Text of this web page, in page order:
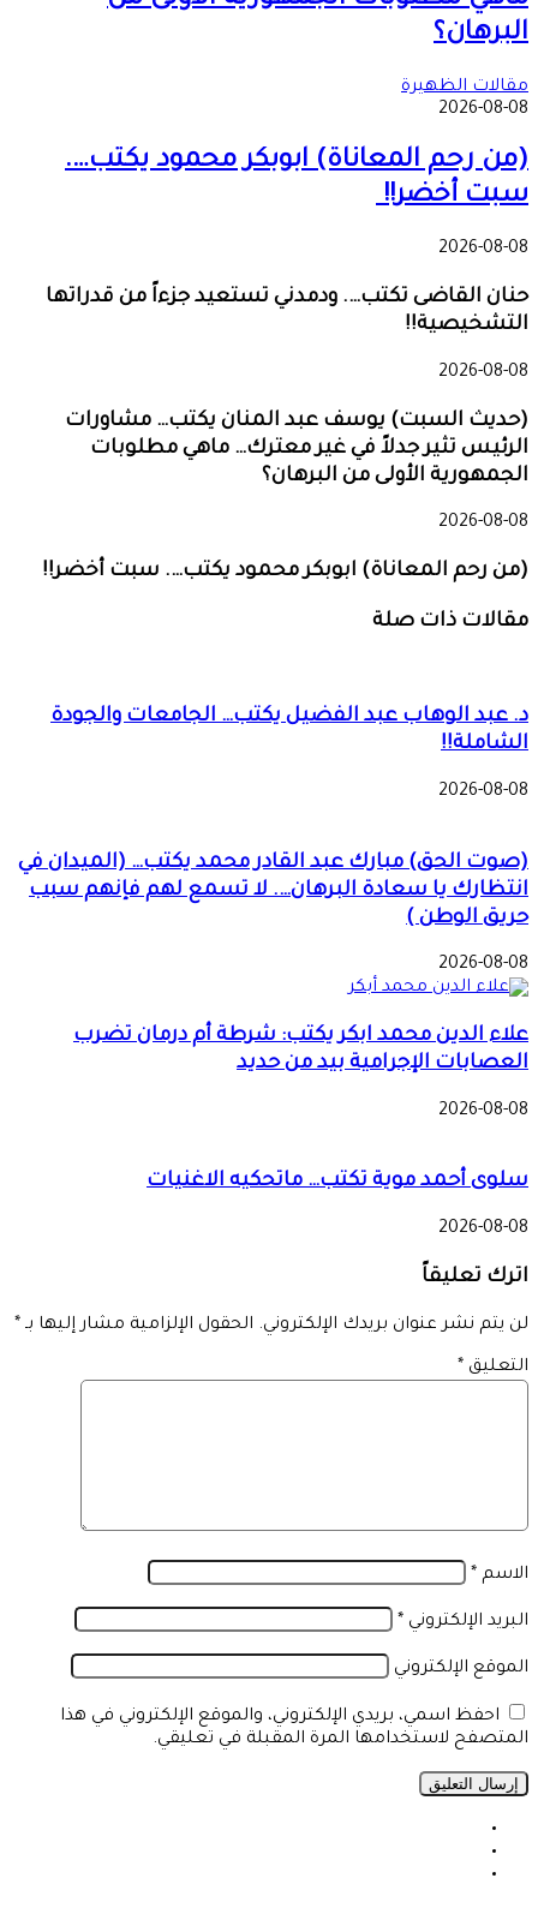
البرهان؟
مقالات الظهيرة
2026-08-08
(من رحم المعاناة) ابوبكر محمود يكتب….
سبت أخضر!!
2026-08-08
حنان القاضى تكتب…. ودمدني تستعيد جزءاً من قدراتها
التشخيصية!!
2026-08-08
(حديث السبت) يوسف عبد المنان يكتب… مشاورات
الرئيس تثير جدلاً في غير معترك… ماهي مطلوبات
الجمهورية الأولى من البرهان؟
2026-08-08
(من رحم المعاناة) ابوبكر محمود يكتب…. سبت أخضر!!
مقالات ذات صلة
د. عبد الوهاب عبد الفضيل يكتب… الجامعات والجودة
الشاملة!!
2026-08-08
(صوت الحق) مبارك عبد القادر محمد يكتب… (الميدان في
انتظارك يا سعادة البرهان…. لا تسمع لهم فإنهم سبب
حريق الوطن )
2026-08-08
علاء الدين محمد ابكر يكتب: شرطة أم درمان تضرب
العصابات الإجرامية بيد من حديد
2026-08-08
سلوى أحمد موية تكتب… ماتحكيه الاغنيات
2026-08-08
اترك تعليقاً
لن يتم نشر عنوان بريدك الإلكتروني. الحقول الإلزامية مشار إليها بـ *
التعليق *
الاسم *
البريد الإلكتروني *
الموقع الإلكتروني
احفظ اسمي، بريدي الإلكتروني، والموقع الإلكتروني في هذا
المتصفح لاستخدامها المرة المقبلة في تعليقي.